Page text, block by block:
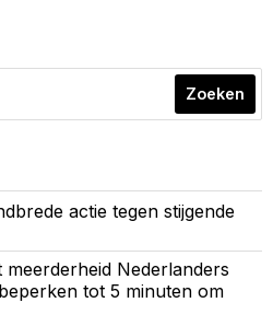
Zoeken
actie tegen stijgende
Nederlanders
tot 5 minuten om